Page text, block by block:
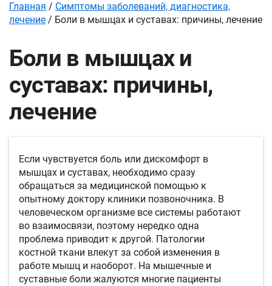
Главная / Симптомы заболеваний, диагностика,
лечение / Боли в мышцах и суставах: причины, лечение
Боли в мышцах и
суставах: причины,
лечение
Если чувствуется боль или дискомфорт в
мышцах и суставах, необходимо сразу
обращаться за медицинской помощью к
опытному доктору клиники позвоночника. В
человеческом организме все системы работают
во взаимосвязи, поэтому нередко одна
проблема приводит к другой. Патологии
костной ткани влекут за собой изменения в
работе мышц и наоборот. На мышечные и
суставные боли жалуются многие пациенты